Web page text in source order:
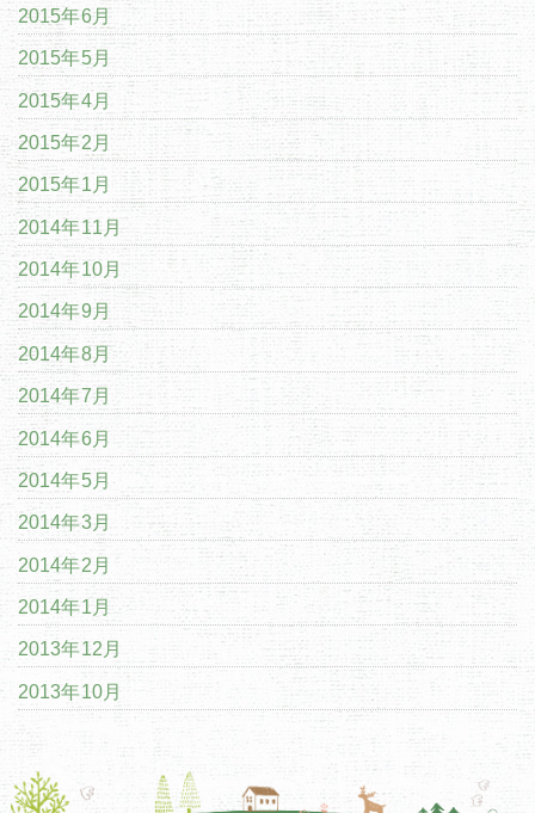
2015年6月
2015年5月
2015年4月
2015年2月
2015年1月
2014年11月
2014年10月
2014年9月
2014年8月
2014年7月
2014年6月
2014年5月
2014年3月
2014年2月
2014年1月
2013年12月
2013年10月